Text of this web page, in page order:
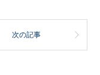
次の記事